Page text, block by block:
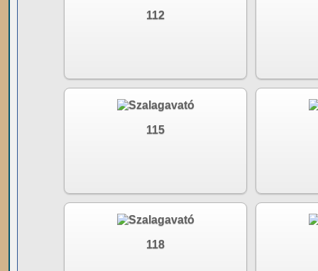
112
115
118